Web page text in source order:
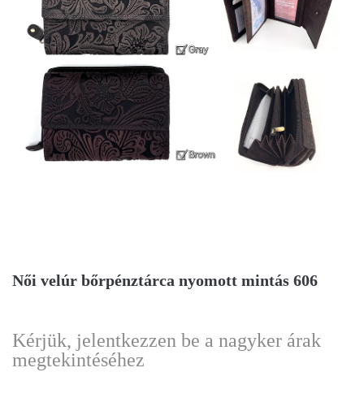
Női velúr bőrpénztárca nyomott mintás 606
Kérjük, jelentkezzen be a nagyker árak
megtekintéséhez